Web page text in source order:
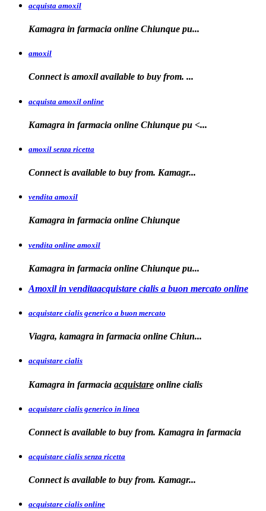
acquista amoxil
Kamagra in farmacia online Chiunque pu...
amoxil
Connect is amoxilavailable to buy from. ...
acquista amoxil online
Kamagra in farmacia online Chiunque pu <...
amoxil senza ricetta
Connect is available to buy from. Kamagr...
vendita amoxil
Kamagra in farmacia online Chiunque
vendita online amoxil
Kamagra in farmacia online Chiunque pu...
Amoxil in venditaacquistare cialis a buon mercato online
acquistare cialis generico a buon mercato
Viagra, kamagra in farmacia online Chiun...
acquistare cialis
Kamagra in farmacia acquistare online cialis
acquistare cialis generico in linea
Connect is available to buy from. Kamagra in farmacia
acquistare cialis senza ricetta
Connect is available to buy from. Kamagr...
acquistare cialis online